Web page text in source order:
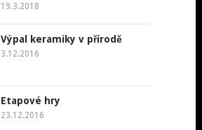
19.3.2018
Výpal keramiky v přírodě
3.12.2016
Etapové hry
23.12.2016